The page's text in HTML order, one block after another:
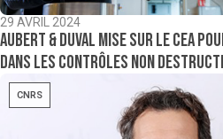
29 AVRIL 2024
Aubert & Duval mise sur le CEA
dans les contrôles non
CNRS